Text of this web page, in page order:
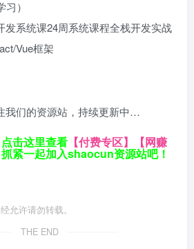
）
发系统课24周系统课程全栈开发实战
Vue框架
我们的资源站，持续更新中…
击这里查看 【付费专区】 【网赚
抓紧一起加入shaocun资源站吧！
允许请勿转载。
THE END